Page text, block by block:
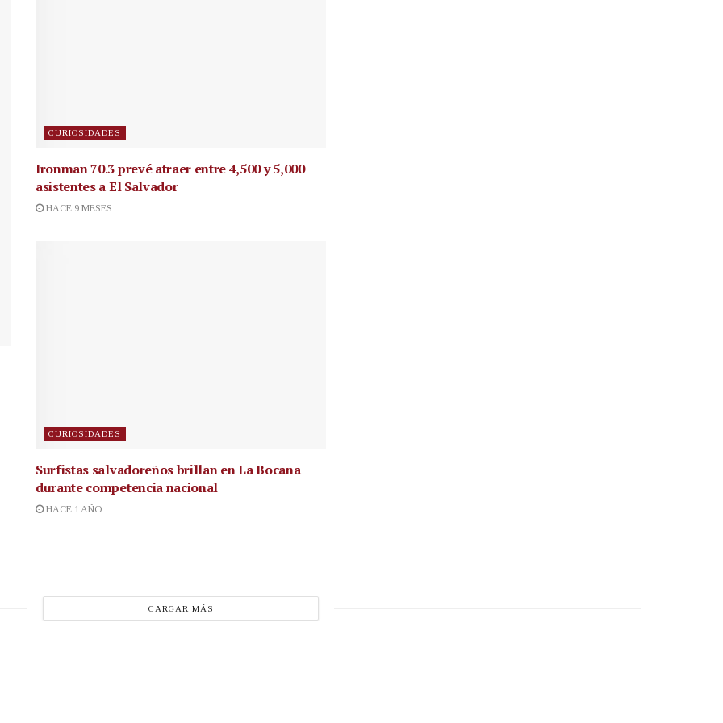
CURIOSIDADES
Ironman 70.3 prevé atraer entre 4,500 y 5,000
asistentes a El Salvador
HACE 9 MESES
CURIOSIDADES
Surfistas salvadoreños brillan en La Bocana
durante competencia nacional
HACE 1 AÑO
CARGAR MÁS